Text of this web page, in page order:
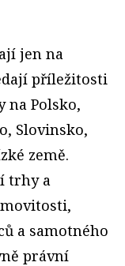
jen na
příležitosti
na Polsko,
Slovinsko,
země.
trhy a
a samotného
právní